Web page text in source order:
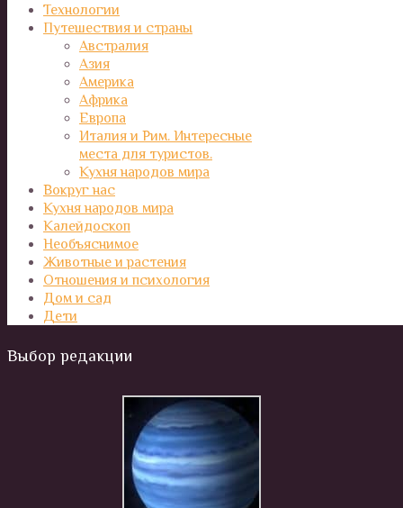
Технологии
Путешествия и страны
Австралия
Азия
Америка
Африка
Европа
Италия и Рим. Интересные
места для туристов.
Кухня народов мира
Вокруг нас
Кухня народов мира
Калейдоскоп
Необъяснимое
Животные и растения
Отношения и психология
Дом и сад
Дети
Выбор редакции